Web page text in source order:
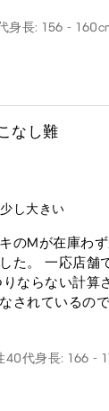
身長: 156 -
なし難
し大きい
のMが在庫わ
た。 一応店舗
ならない計算
されているの
40代身長: 166 -